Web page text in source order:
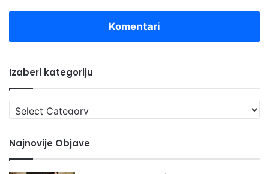
Komentari
Izaberi kategoriju
Izaberi
kategoriju
Najnovije Objave